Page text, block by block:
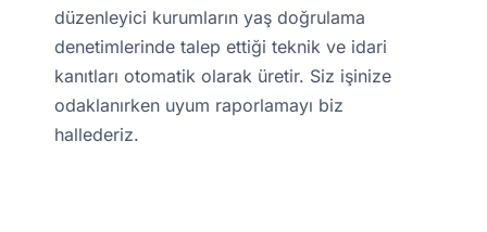
düzenleyici kurumların yaş doğrulama
denetimlerinde talep ettiği teknik ve idari
kanıtları otomatik olarak üretir. Siz işinize
odaklanırken uyum raporlamayı biz
hallederiz.